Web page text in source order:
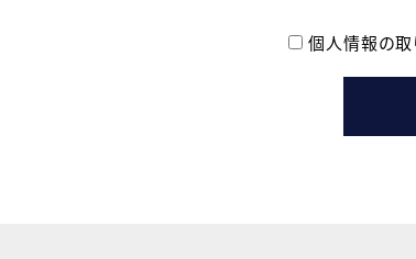
本登録に関するご連絡および本登録時の参考情報
なお、ご連絡手段は、電話・Ｅメールのいずれかの
個人情報の取